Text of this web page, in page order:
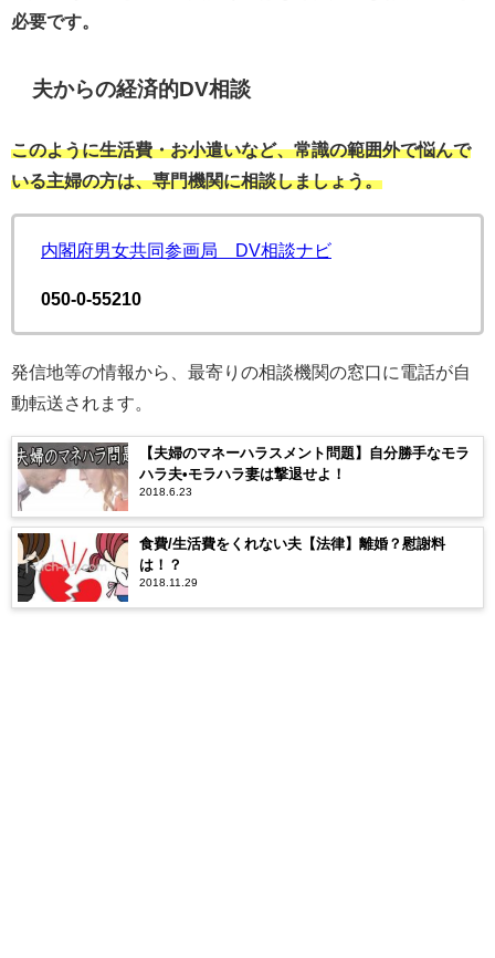
必要です。
夫からの経済的DV相談
このように生活費・お小遣いなど、常識の範囲外で悩んで
いる主婦の方は、専門機関に相談しましょう。
内閣府男女共同参画局 DV相談ナビ
050-0-55210
発信地等の情報から、最寄りの相談機関の窓口に電話が自
動転送されます。
【夫婦のマネーハラスメント問題】自分勝手なモラ
ハラ夫•モラハラ妻は撃退せよ！
2018.6.23
食費/生活費をくれない夫【法律】離婚？慰謝料
は！？
2018.11.29